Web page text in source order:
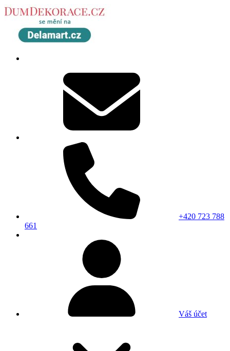
+420 723 788
661
Váš účet